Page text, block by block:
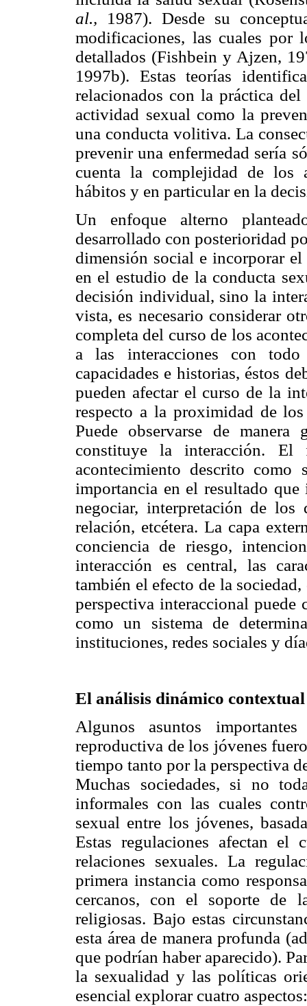
al., 1987). Desde su
modificaciones, las cuales por
detallados (Fishbein y Ajzen,
1997b). Estas teorías
relacionados con la práctica
actividad sexual como la
una conducta volitiva. La
prevenir una enfermedad sería
cuenta la complejidad de los
hábitos y en particular en la
Un enfoque alterno
desarrollado con posterioridad
dimensión social e incorporar
en el estudio de la conducta
decisión individual, sino la
vista, es necesario considerar
completa del curso de los
a las interacciones con todo
capacidades e historias, éstos
pueden afectar el curso de la
respecto a la proximidad de
Puede observarse de
constituye la interacción.
acontecimiento descrito
importancia en el resultado que
negociar, interpretación de
relación, etcétera. La capa
conciencia de riesgo,
interacción es central, las
también el efecto de la
perspectiva interaccional puede
como un sistema de
instituciones, redes sociales y
El análisis dinámico contextual
Algunos asuntos
reproductiva de los jóvenes
tiempo tanto por la perspectiva
Muchas sociedades, si no
informales con las cuales
sexual entre los jóvenes,
Estas regulaciones afectan
relaciones sexuales. La
primera instancia como
cercanos, con el soporte de
religiosas. Bajo estas
esta área de manera profunda
que podrían haber aparecido).
la sexualidad y las políticas
esencial explorar cuatro aspectos: